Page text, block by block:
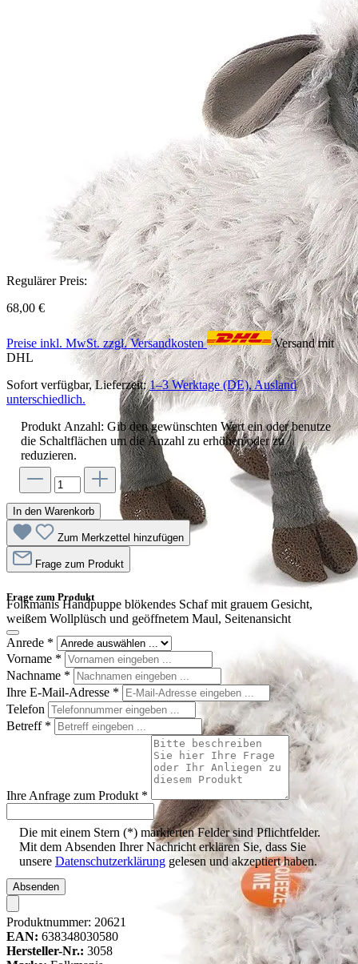
Folkmanis Handpuppe blökendes Schaf mit grauem Gesicht,
weißem Wollplüsch und geöffnetem Maul, Seitenansicht
Regulärer Preis:
68,00 €
Preise inkl. MwSt. zzgl. Versandkosten
Versand mit
DHL
Sofort verfügbar, Lieferzeit:1–3 Werktage (DE), Ausland
unterschiedlich.
Produkt Anzahl: Gib den gewünschten Wert ein oder benutze
die Schaltflächen um die Anzahl zu erhöhen oder zu
reduzieren.
In den Warenkorb
Zum Merkzettel hinzufügen
Frage zum Produkt
Frage zum Produkt
Anrede *
Vorname *
Nachname *
Ihre E-Mail-Adresse *
Telefon
Betreff *
Ihre Anfrage zum Produkt *
Die mit einem Stern (*) markierten Felder sind Pflichtfelder.
Mit dem Absenden Ihrer Nachricht erklären Sie, dass Sie
unsere Datenschutzerklärung gelesen und akzeptiert haben.
Absenden
Produktnummer: 20621
EAN: 638348030580
Hersteller-Nr.: 3058